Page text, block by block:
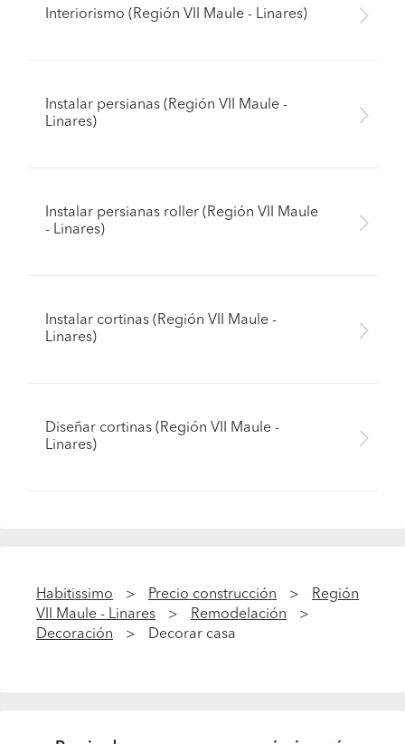
Interiorismo (Región VII Maule - Linares)
Instalar persianas (Región VII Maule -
Linares)
Instalar persianas roller (Región VII Maule
- Linares)
Instalar cortinas (Región VII Maule -
Linares)
Diseñar cortinas (Región VII Maule -
Linares)
Habitissimo Precio construcción
Región
VII Maule - Linares
Remodelación
Decoración
Decorar casa